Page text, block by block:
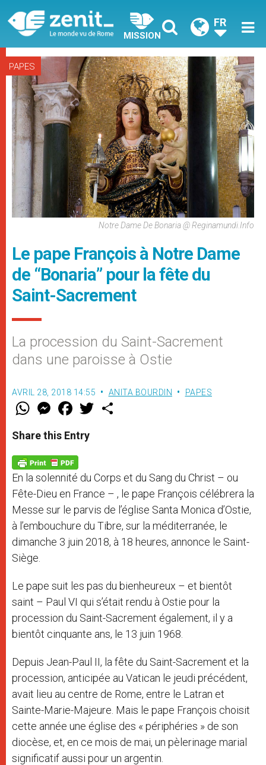
MISSION
FR
PAPES
Notre Dame De Bonaria @ Reginamundi.info
Le pape François à Notre Dame
de “Bonaria” pour la fête du
Saint-Sacrement
La procession du Saint-Sacrement
dans une paroisse à Ostie
AVRIL 28, 2018 14:55 ANITA BOURDIN PAPES
W
t
s
p
p
M
e
s
e
g
e
r
F
a
e
b
o
k
w
Share this Entry
En la solennité du Corps et du Sang du Christ – ou
Fête-Dieu en France – , le pape François célébrera la
Messe sur le parvis de l’église Santa Monica d’Ostie,
à l’embouchure du Tibre, sur la méditerranée, le
dimanche 3 juin 2018, à 18 heures, annonce le Saint-
Siège.
Le pape suit les pas du bienheureux – et bientôt
saint – Paul VI qui s’était rendu à Ostie pour la
procession du Saint-Sacrement également, il y a
bientôt cinquante ans, le 13 juin 1968.
Depuis Jean-Paul II, la fête du Saint-Sacrement et la
procession, anticipée au Vatican le jeudi précédent,
avait lieu au centre de Rome, entre le Latran et
Sainte-Marie-Majeure. Mais le pape François choisit
cette année une église des « périphéries » de son
diocèse, et, en ce mois de mai, un pèlerinage marial
significatif aussi pour un argentin.